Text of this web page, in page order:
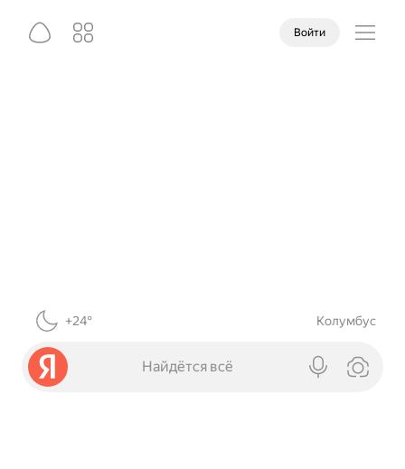
Войти
+24° Колумбус
Найдётся всё